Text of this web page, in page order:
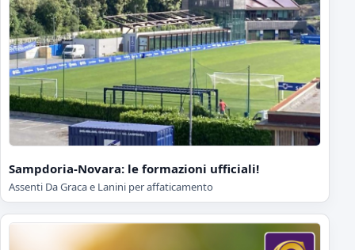
Sampdoria-Novara: le formazioni ufficiali!
Assenti Da Graca e Lanini per affaticamento